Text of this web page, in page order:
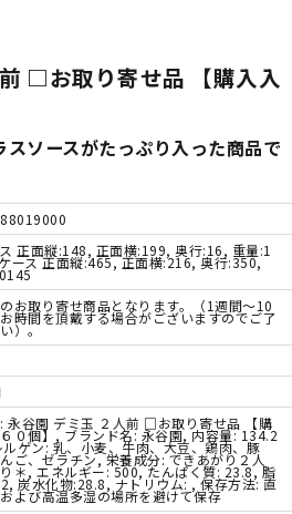
□お取り寄せ品 【購入入
ソースがたっぷり入った商品で
ス 正面縦:148, 正面横:199, 奥行:16, 重量:1
ース 正面縦:465, 正面横:216, 奥行:350,
お取り寄せ商品となります。（1週間～10
時間を頂戴する場合がございますのでご了
）。
永谷園 デミ玉 ２人前 □お取り寄せ品 【購
０個】, ブランド名: 永谷園, 内容量: 134.2
ゲン: 乳、小麦、牛肉、大豆、鶏肉、豚
ご、ゼラチン, 栄養成分: できあがり２人
＊, エネルギー: 500, たんぱく質: 23.8, 脂
炭水化物:28.8, ナトリウム: , 保存方法: 直
よび高温多湿の場所を避けて保存